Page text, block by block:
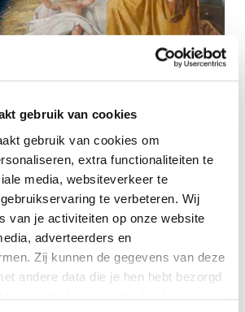
gebruik van cookies
gebruik van cookies om
extra functionaliteiten te
media, websiteverkeer te
te verbeteren. Wij
van je activiteiten op onze website
adverteerders en
Zij kunnen de gegevens van deze
andere data die je hen hebt bezorgd
Heilige Familie
Bekijk geschenk